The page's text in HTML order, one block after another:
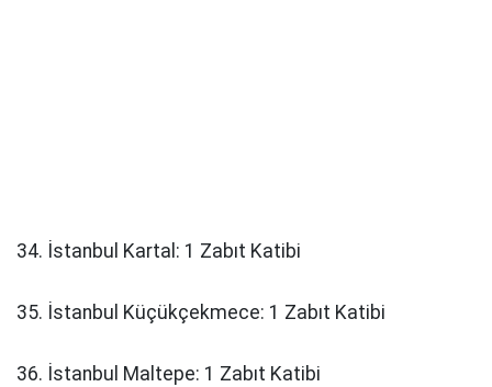
34. İstanbul Kartal: 1 Zabıt Katibi
35. İstanbul Küçükçekmece: 1 Zabıt Katibi
36. İstanbul Maltepe: 1 Zabıt Katibi